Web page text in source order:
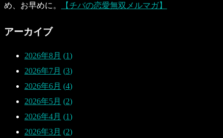
め、お早めに。
【チバの恋愛無双メルマガ】
アーカイブ
2026年8月
1
2026年7月
3
2026年6月
4
2026年5月
2
2026年4月
1
2026年3月
2